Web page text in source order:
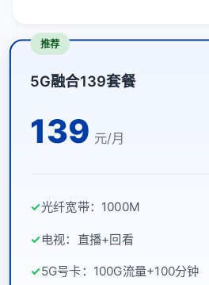
推荐
5G融合139套餐
139 元/月
✓光纤宽带：1000M
✓电视：直播+回看
✓5G号卡：100G流量+100分钟